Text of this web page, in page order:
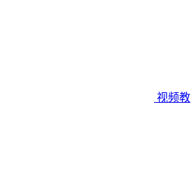
视频教